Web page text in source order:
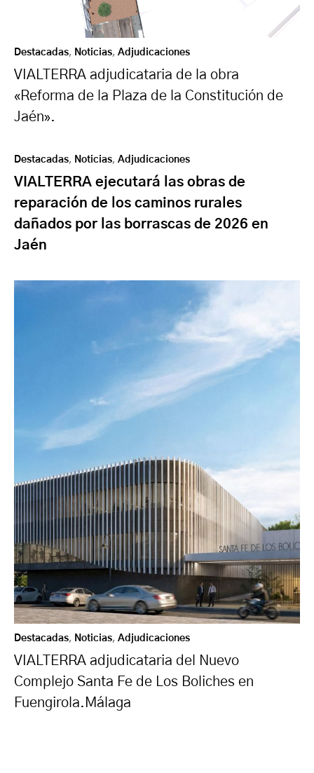
Destacadas, Noticias, Adjudicaciones
VIALTERRA adjudicataria de la obra
«Reforma de la Plaza de la Constitución de
Jaén».
Destacadas, Noticias, Adjudicaciones
VIALTERRA ejecutará las obras de
reparación de los caminos rurales
dañados por las borrascas de 2026 en
Jaén
Destacadas, Noticias, Adjudicaciones
VIALTERRA adjudicataria del Nuevo
Complejo Santa Fe de Los Boliches en
Fuengirola.Málaga